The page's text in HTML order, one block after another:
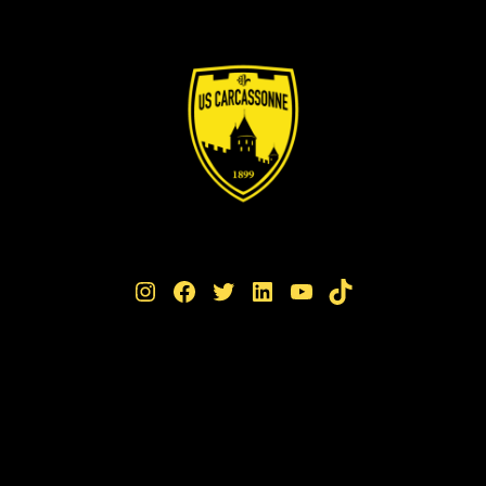
Instagram Facebook Twitter LinkedIn YouTube TikTok